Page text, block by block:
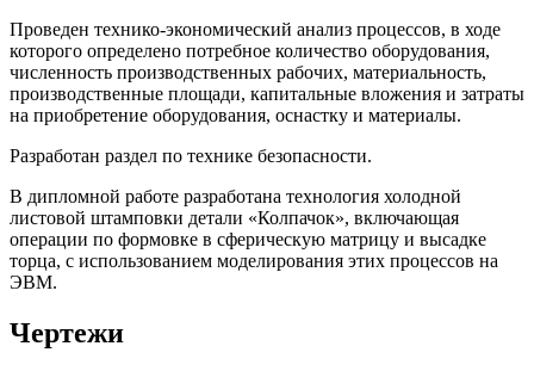
Проведен технико-экономический анализ процессов, в ходе
которого определено потребное количество оборудования,
численность производственных рабочих, материальность,
производственные площади, капитальные вложения и затраты
на приобретение оборудования, оснастку и материалы.
Разработан раздел по технике безопасности.
В дипломной работе разработана технология холодной
листовой штамповки детали «Колпачок», включающая
операции по формовке в сферическую матрицу и высадке
торца, с использованием моделирования этих процессов на
ЭВМ.
Чертежи